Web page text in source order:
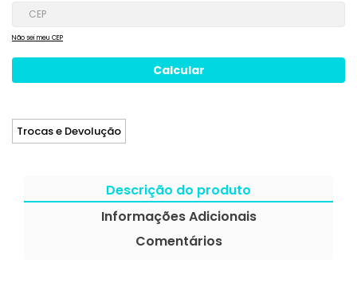
Não sei meu CEP
Trocas e Devolução
Descrição do produto
Informações Adicionais
Comentários